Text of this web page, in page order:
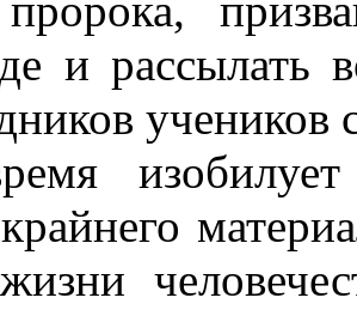
и рассылать
учеников